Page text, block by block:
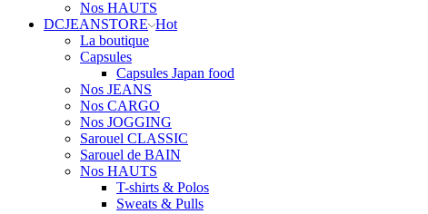
Nos HAUTS
DCJEANSTORE Hot
La boutique
Capsules
Capsules Japan food
Nos JEANS
Nos CARGO
Nos JOGGING
Sarouel CLASSIC
Sarouel de BAIN
Nos HAUTS
T-shirts & Polos
Sweats & Pulls